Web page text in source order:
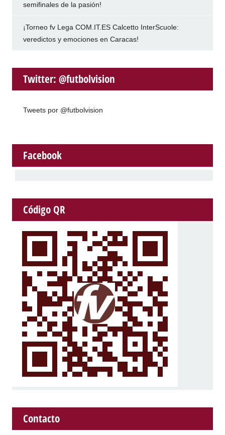
semifinales de la pasión!
¡Torneo fv Lega COM.IT.ES Calcetto InterScuole:
veredictos y emociones en Caracas!
Twitter: @futbolvision
Tweets por @futbolvision
Facebook
Código QR
Contacto